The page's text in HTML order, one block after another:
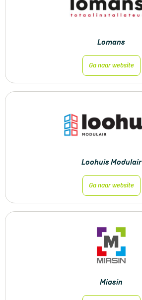
Lomans
Ga naar website
Loohuis Modulair
Ga naar website
Miasin